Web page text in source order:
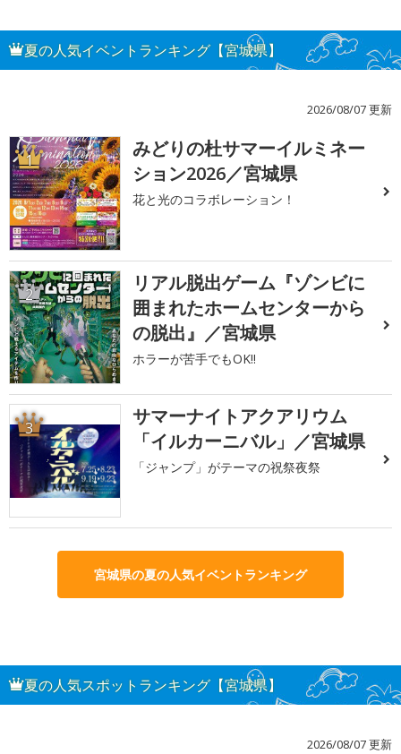
夏の人気イベントランキング【宮城県】
2026/08/07 更新
1
みどりの杜サマーイルミネー
ション2026／宮城県
花と光のコラボレーション！
2
リアル脱出ゲーム『ゾンビに
囲まれたホームセンターから
の脱出』／宮城県
ホラーが苦手でもOK!!
3
サマーナイトアクアリウム
「イルカーニバル」／宮城県
「ジャンプ」がテーマの祝祭夜祭
宮城県の夏の人気イベントランキング
夏の人気スポットランキング【宮城県】
2026/08/07 更新